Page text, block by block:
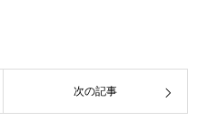
次の記事